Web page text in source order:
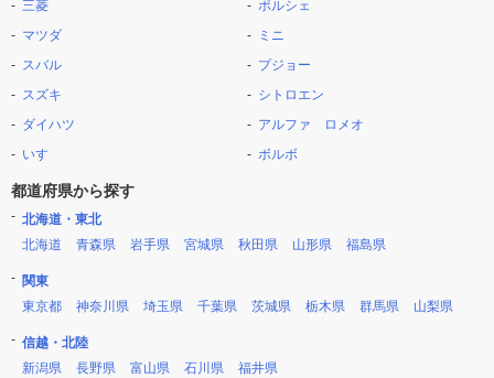
三菱
マツダ
スバル
スズキ
ダイハツ
いすゞ
ポルシェ
ミニ
プジョー
シトロエン
アルファ ロメオ
ボルボ
都道府県から探す
北海道・東北
北海道
青森県 岩手県 宮城県 秋田県 山形県 福島県
関東
東京都
神奈川県 埼玉県 千葉県 茨城県 栃木県 群馬県 山梨県
信越・北陸
新潟県
長野県 富山県 石川県 福井県